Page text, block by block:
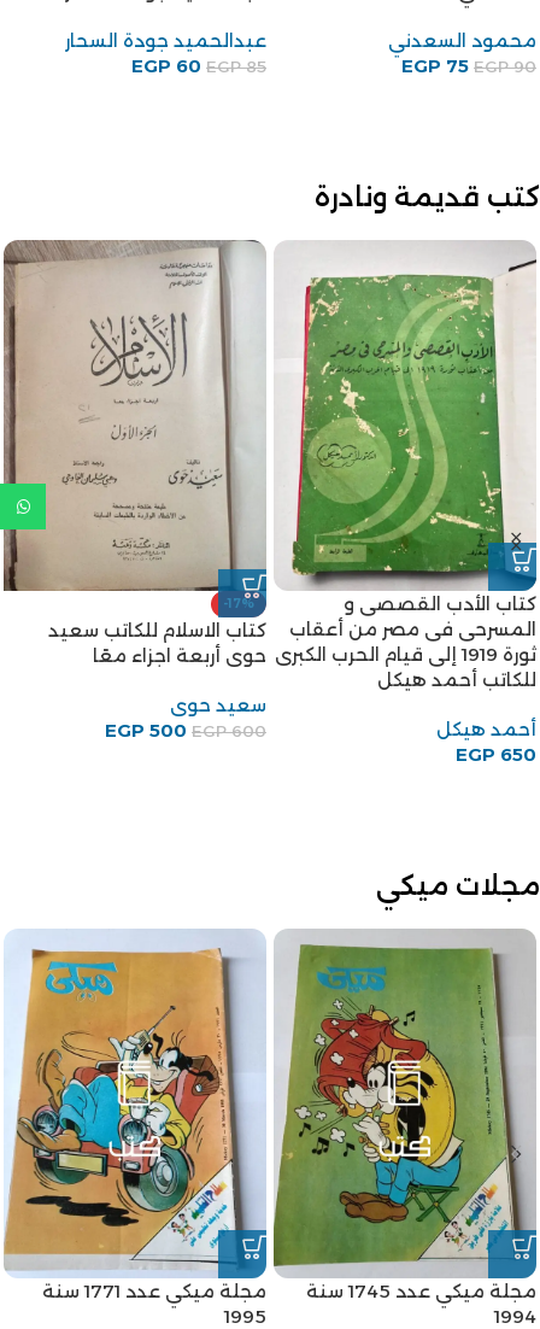
محمود السعدني
EGP90
EGP 75
عبدالحميد جودة السحار
EGP85
EGP 60
كتب قديمة ونادرة
كتاب الأدب القصصى و
المسرحى فى مصر من أعقاب
ثورة 1919 إلى قيام الحرب الكبرى
للكاتب أحمد هيكل
أحمد هيكل
EGP 650
-17%
كتاب الاسلام للكاتب سعيد
حوى أربعة اجزاء معًا
سعيد حوى
EGP600
EGP 500
مجلات ميكي
مجلة ميكي عدد 1745 سنة
1994
مجلة ميكي عدد 1771 سنة
1995